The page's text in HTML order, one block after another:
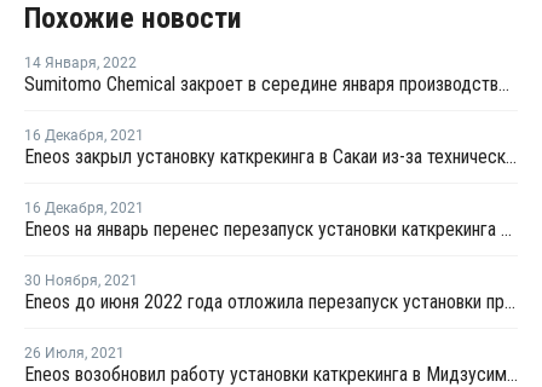
Похожие новости
14 Января, 2022
Sumitomo Chemical закроет в середине января производство окиси пропилена в Тибе
16 Декабря, 2021
Eneos закрыл установку каткрекинга в Сакаи из-за технических проблем
16 Декабря, 2021
Eneos на январь перенес перезапуск установки каткрекинга в Касиме
30 Ноября, 2021
Eneos до июня 2022 года отложила перезапуск установки пропилена в Кавасаки
26 Июля, 2021
Eneos возобновил работу установки каткрекинга в Мидзусиме после внепланового ремонта